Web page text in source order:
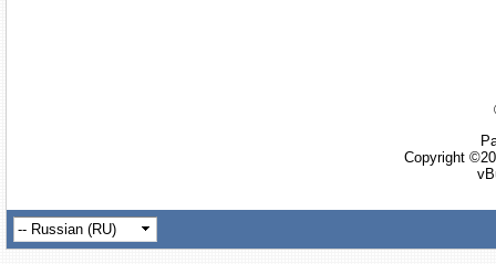
Copyright